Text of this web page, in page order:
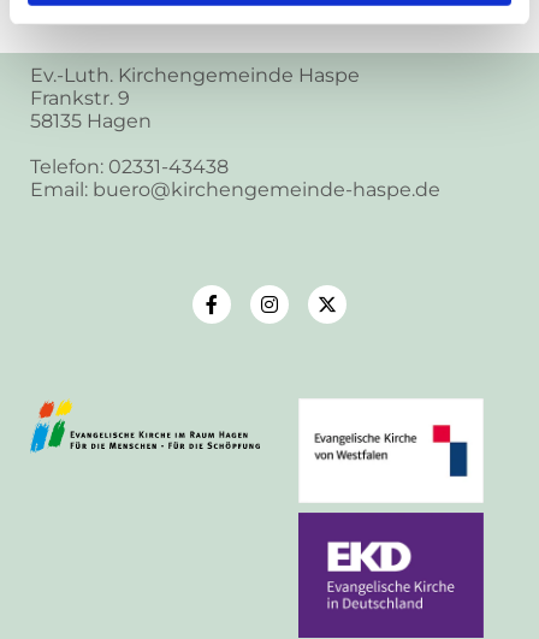
Ev.-Luth. Kirchengemeinde Haspe
Frankstr. 9
58135 Hagen
Telefon: 02331-43438
Email: buero@kirchengemeinde-haspe.de